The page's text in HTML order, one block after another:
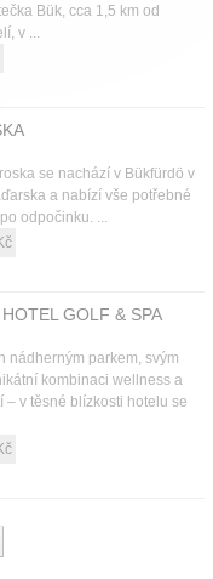
Bük, cca 1,5 km od
v ...
se nachází v Bükfürdö v
a nabízí vše potřebné
odpočinku. ...
GOLF & SPA
nádherným parkem, svým
kombinaci wellness a
– v těsné blízkosti hotelu se